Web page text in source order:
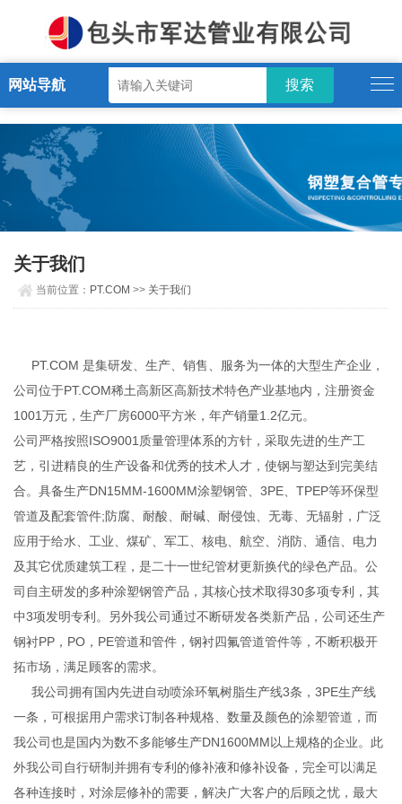
PT.COM
网站导航
关于我们
当前位置： PT.COM >> 关于我们
PT.COM 是集研发、生产、销售、服务为一体的大型生产企业，
公司位于PT.COM稀土高新区高新技术特色产业基地内，注册资金
1001万元，生产厂房6000平方米，年产销量1.2亿元。
公司严格按照ISO9001质量管理体系的方针，采取先进的生产工
艺，引进精良的生产设备和优秀的技术人才，使钢与塑达到完美结
合。具备生产DN15MM-1600MM涂塑钢管、3PE、TPEP等环保型
管道及配套管件;防腐、耐酸、耐碱、耐侵蚀、无毒、无辐射，广泛
应用于给水、工业、煤矿、军工、核电、航空、消防、通信、电力
及其它优质建筑工程，是二十一世纪管材更新换代的绿色产品。公
司自主研发的多种涂塑钢管产品，其核心技术取得30多项专利，其
中3项发明专利。另外我公司通过不断研发各类新产品，公司还生产
钢衬PP，PO，PE管道和管件，钢衬四氟管道管件等，不断积极开
拓市场，满足顾客的需求。
我公司拥有国内先进自动喷涂环氧树脂生产线3条，3PE生产线
一条，可根据用户需求订制各种规格、数量及颜色的涂塑管道，而
我公司也是国内为数不多能够生产DN1600MM以上规格的企业。此
外我公司自行研制并拥有专利的修补液和修补设备，完全可以满足
各种连接时，对涂层修补的需要，解决广大客户的后顾之忧，最大